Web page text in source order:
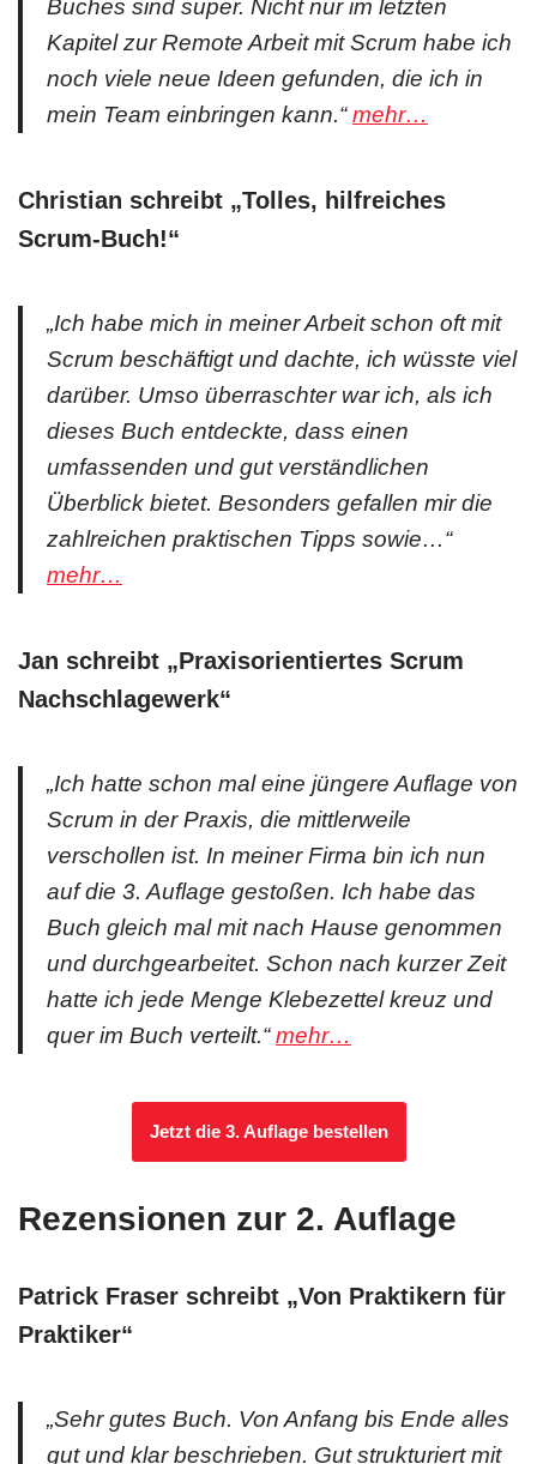
Buches sind super. Nicht nur im letzten
Kapitel zur Remote Arbeit mit Scrum habe ich
noch viele neue Ideen gefunden, die ich in
mein Team einbringen kann.“mehr…
Christian schreibt „Tolles, hilfreiches
Scrum-Buch!“
„Ich habe mich in meiner Arbeit schon oft mit
Scrum beschäftigt und dachte, ich wüsste viel
darüber. Umso überraschter war ich, als ich
dieses Buch entdeckte, dass einen
umfassenden und gut verständlichen
Überblick bietet. Besonders gefallen mir die
zahlreichen praktischen Tipps sowie…“
mehr…
Jan schreibt „Praxisorientiertes Scrum
Nachschlagewerk“
„Ich hatte schon mal eine jüngere Auflage von
Scrum in der Praxis, die mittlerweile
verschollen ist. In meiner Firma bin ich nun
auf die 3. Auflage gestoßen. Ich habe das
Buch gleich mal mit nach Hause genommen
und durchgearbeitet. Schon nach kurzer Zeit
hatte ich jede Menge Klebezettel kreuz und
quer im Buch verteilt.“mehr…
Jetzt die 3. Auflage bestellen
Rezensionen zur 2. Auflage
Patrick Fraser schreibt „Von Praktikern für
Praktiker“
„Sehr gutes Buch. Von Anfang bis Ende alles
gut und klar beschrieben. Gut strukturiert mit